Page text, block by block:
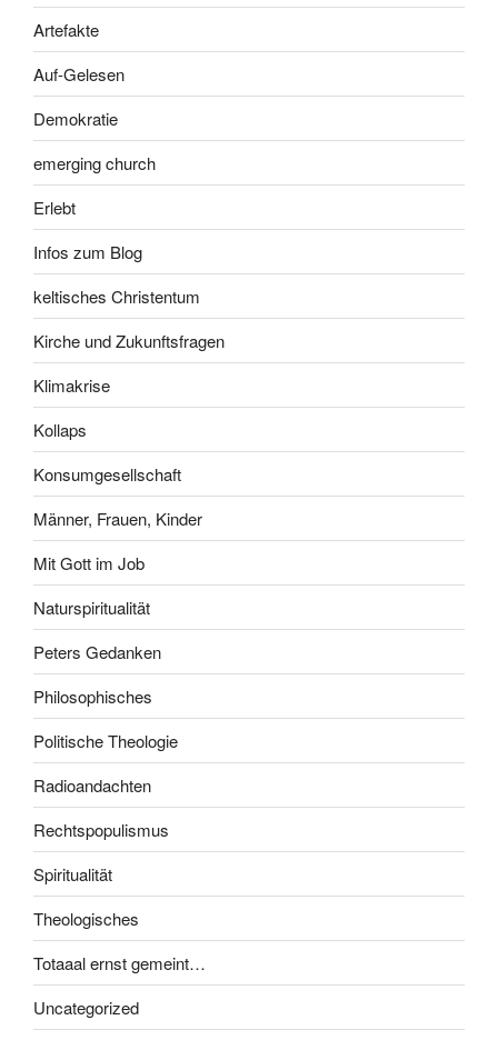
Artefakte
Auf-Gelesen
Demokratie
emerging church
Erlebt
Infos zum Blog
keltisches Christentum
Kirche und Zukunftsfragen
Klimakrise
Kollaps
Konsumgesellschaft
Männer, Frauen, Kinder
Mit Gott im Job
Naturspiritualität
Peters Gedanken
Philosophisches
Politische Theologie
Radioandachten
Rechtspopulismus
Spiritualität
Theologisches
Totaaal ernst gemeint…
Uncategorized